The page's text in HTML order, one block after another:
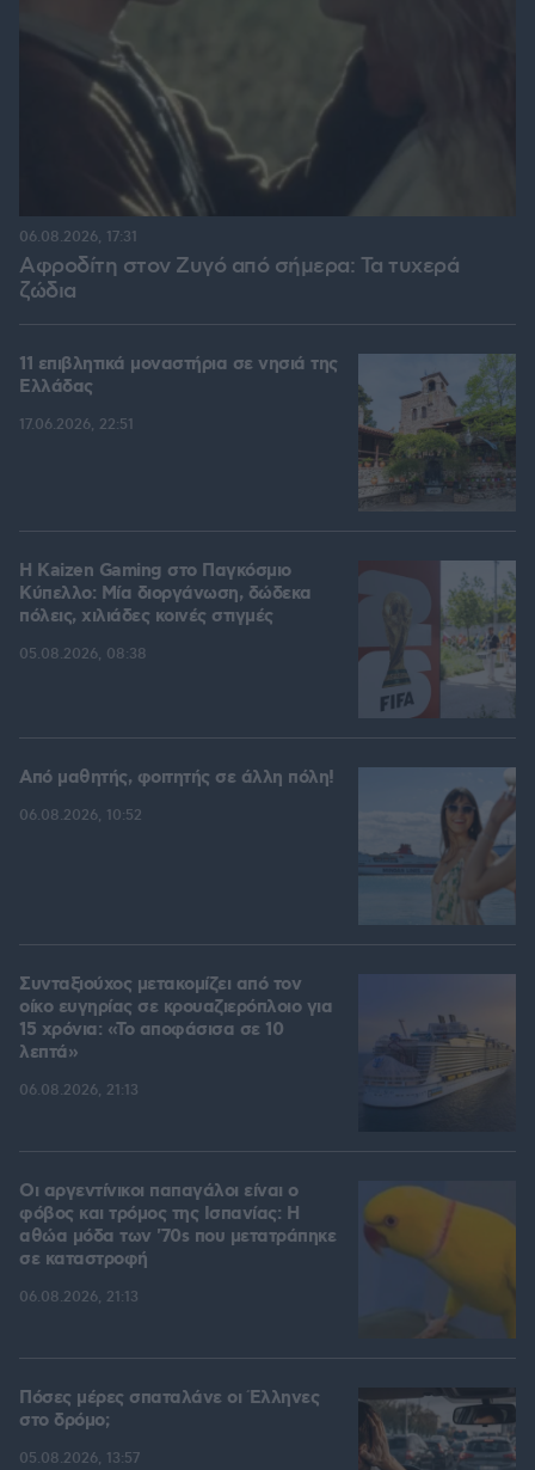
Αφροδίτη στον Ζυγό από σήμερα: Τα τυχερά
ζώδια
06.08.2026, 17:31
11 επιβλητικά μοναστήρια σε νησιά της
Ελλάδας
17.06.2026, 22:51
H Kaizen Gaming στο Παγκόσμιο
Kύπελλο: Μία διοργάνωση, δώδεκα
πόλεις, χιλιάδες κοινές στιγμές
05.08.2026, 08:38
Από μαθητής, φοιτητής σε άλλη πόλη!
06.08.2026, 10:52
Συνταξιούχος μετακομίζει από τον
οίκο ευγηρίας σε κρουαζιερόπλοιο για
15 χρόνια: «Το αποφάσισα σε 10
λεπτά»
06.08.2026, 21:13
Οι αργεντίνικοι παπαγάλοι είναι ο
φόβος και τρόμος της Ισπανίας: Η
αθώα μόδα των '70s που μετατράπηκε
σε καταστροφή
06.08.2026, 21:13
Πόσες μέρες σπαταλάνε οι Έλληνες
στο δρόμο;
05.08.2026, 13:57